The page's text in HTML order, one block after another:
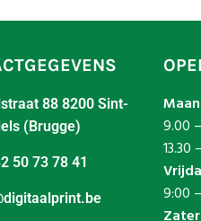
88 8200 Sint-
(Brugge)
50 73 78 41
9.00
13.30
9:00